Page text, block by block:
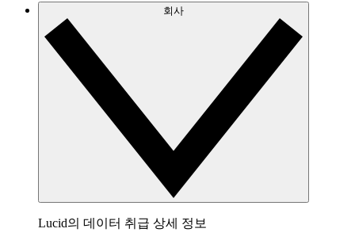
회사
Lucid의 데이터 취급 상세 정보